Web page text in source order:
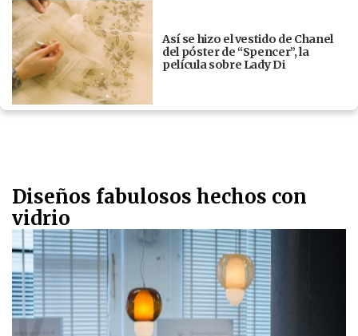
Así se hizo el vestido de Chanel
del póster de “Spencer”, la
película sobre Lady Di
Diseños fabulosos hechos con
vidrio